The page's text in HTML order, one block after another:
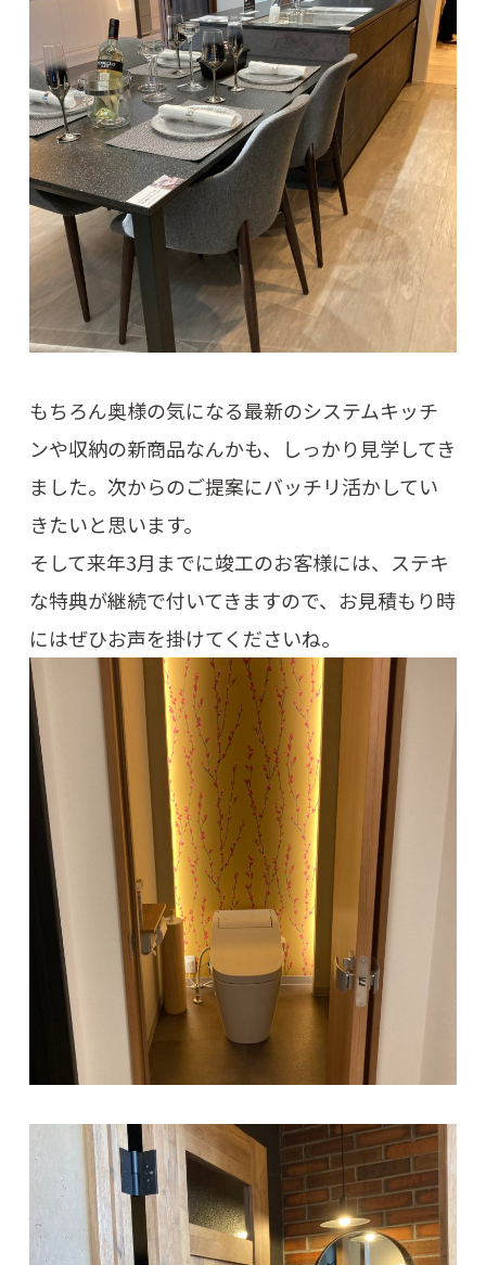
もちろん奥様の気になる最新のシステムキッチ
ンや収納の新商品なんかも、しっかり見学してき
ました。次からのご提案にバッチリ活かしてい
きたいと思います。
そして来年3月までに竣工のお客様には、ステキ
な特典が継続で付いてきますので、お見積もり時
にはぜひお声を掛けてくださいね。